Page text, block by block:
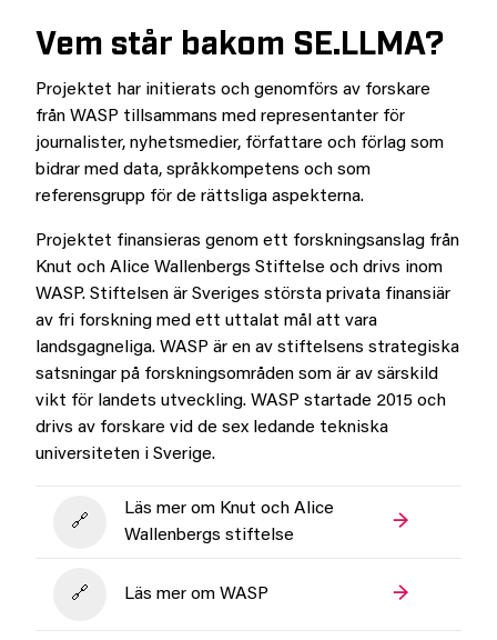
Vem står bakom SE.LLMA?
Projektet har initierats och genomförs av forskare
från WASP tillsammans med representanter för
journalister, nyhetsmedier, författare och förlag som
bidrar med data, språkkompetens och som
referensgrupp för de rättsliga aspekterna.
Projektet finansieras genom ett forskningsanslag från
Knut och Alice Wallenbergs Stiftelse och drivs inom
WASP. Stiftelsen är Sveriges största privata finansiär
av fri forskning med ett uttalat mål att vara
landsgagneliga. WASP är en av stiftelsens strategiska
satsningar på forskningsområden som är av särskild
vikt för landets utveckling. WASP startade 2015 och
drivs av forskare vid de sex ledande tekniska
universiteten i Sverige.
Läs mer om Knut och Alice
Wallenbergs stiftelse
Läs mer om WASP